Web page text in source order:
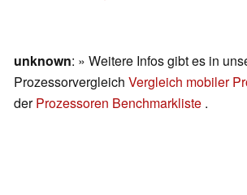
unknown: » Weitere Infos gibt es in
Prozessorvergleich Vergleich mobiler
derProzessoren Benchmarkliste .